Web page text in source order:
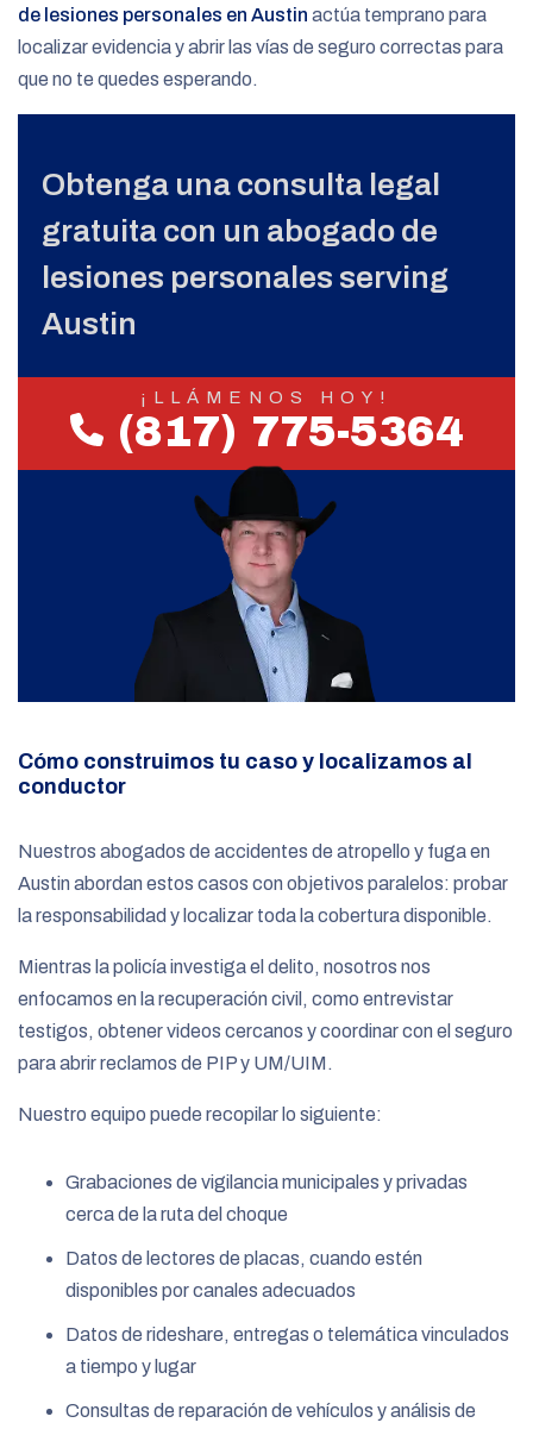
de lesiones personales en Austin actúa temprano para
localizar evidencia y abrir las vías de seguro correctas para
que no te quedes esperando.
Obtenga una consulta legal
gratuita con un abogado de
lesiones personales serving
Austin
¡LLÁMENOS HOY!
(817) 775-5364
Cómo construimos tu caso y localizamos al
conductor
Nuestros abogados de accidentes de atropello y fuga en
Austin abordan estos casos con objetivos paralelos: probar
la responsabilidad y localizar toda la cobertura disponible.
Mientras la policía investiga el delito, nosotros nos
enfocamos en la recuperación civil, como entrevistar
testigos, obtener videos cercanos y coordinar con el seguro
para abrir reclamos de PIP y UM/UIM.
Nuestro equipo puede recopilar lo siguiente:
Grabaciones de vigilancia municipales y privadas
cerca de la ruta del choque
Datos de lectores de placas, cuando estén
disponibles por canales adecuados
Datos de rideshare, entregas o telemática vinculados
a tiempo y lugar
Consultas de reparación de vehículos y análisis de